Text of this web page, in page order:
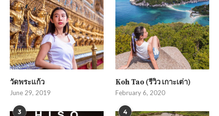
วัดพระแก้ว
June 29, 2019
Koh Tao (รีวิว เกาะเต่า)
February 6, 2020
3 4